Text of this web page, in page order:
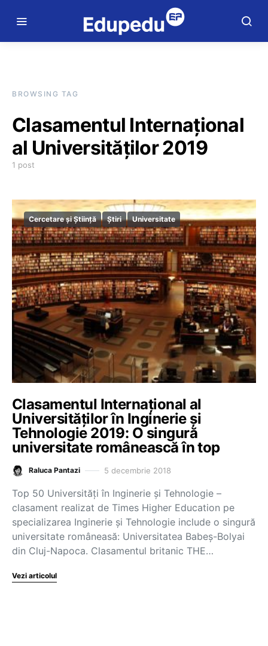
BROWSING TAG
Clasamentul Internațional
al Universităților 2019
1 post
Cercetare și Știință Știri Universitate
Clasamentul Internațional al
Universităților în Inginerie și
Tehnologie 2019: O singură
universitate românească în top
Raluca Pantazi 5 decembrie 2018
Top 50 Universități în Inginerie și Tehnologie –
clasament realizat de Times Higher Education pe
specializarea Inginerie și Tehnologie include o singură
universitate româneasă: Universitatea Babeș-Bolyai
din Cluj-Napoca. Clasamentul britanic THE…
Vezi articolul